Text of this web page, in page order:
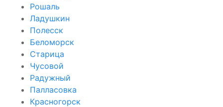
Рошаль
Ладушкин
Полесск
Беломорск
Старица
Чусовой
Радужный
Палласовка
Красногорск